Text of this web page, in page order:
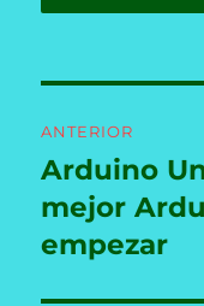
de
entradas
ANTERIOR
Entrada
anterior:
Arduino
mejor
empezar